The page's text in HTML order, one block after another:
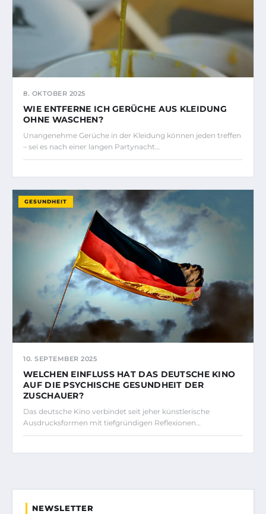
8. OKTOBER 2025
WIE ENTFERNE ICH GERÜCHE AUS KLEIDUNG
OHNE WASCHEN?
Unangenehme Gerüche in der Kleidung können jeden treffen
– sei es nach einer langen Partynacht…
GESUNDHEIT
10. SEPTEMBER 2025
WELCHEN EINFLUSS HAT DAS DEUTSCHE KINO
AUF DIE PSYCHISCHE GESUNDHEIT DER
ZUSCHAUER?
Das deutsche Kino verbindet seit jeher künstlerische
Ausdrucksformen mit tiefgründigen Reflexionen…
NEWSLETTER